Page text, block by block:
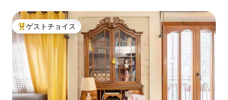
大好評のゲストチョイスです。
ゲストチョイス